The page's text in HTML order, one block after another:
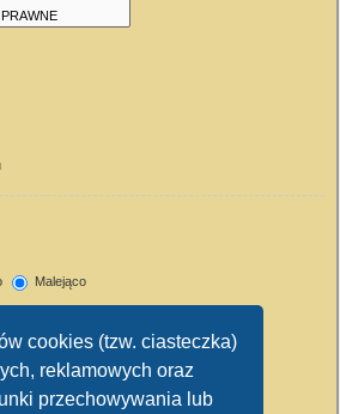
cookies (tzw. ciasteczka)
reklamowych oraz
przechowywania lub
Malejąco